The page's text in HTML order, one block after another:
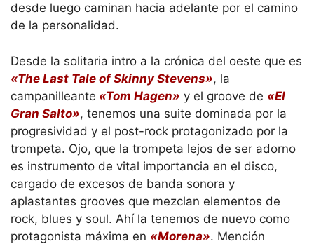
desde luego caminan hacia adelante por el camino
de la personalidad.
Desde la solitaria intro a la crónica del oeste que es
«The Last Tale of Skinny Stevens», la
campanilleante «Tom Hagen» y el groove de «El
Gran Salto», tenemos una suite dominada por la
progresividad y el post-rock protagonizado por la
trompeta. Ojo, que la trompeta lejos de ser adorno
es instrumento de vital importancia en el disco,
cargado de excesos de banda sonora y
aplastantes grooves que mezclan elementos de
rock, blues y soul. Ahí la tenemos de nuevo como
protagonista máxima en «Morena». Mención